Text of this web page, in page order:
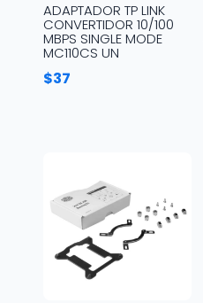
ADAPTADOR TP LINK
CONVERTIDOR 10/100
MBPS SINGLE MODE
MC110CS UN
$37